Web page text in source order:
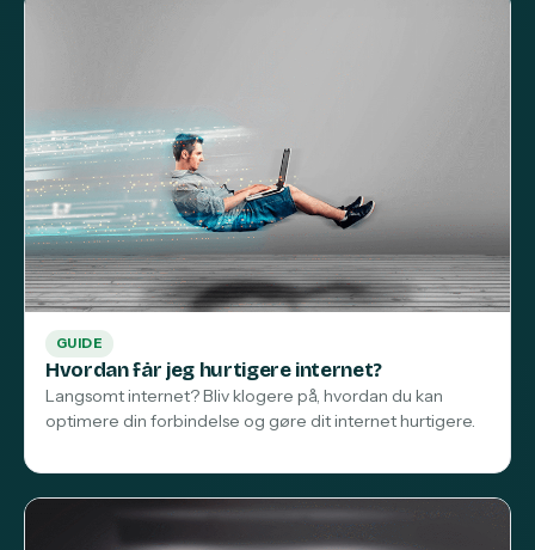
GUIDE
Hvordan får jeg hurtigere internet?
Langsomt internet? Bliv klogere på, hvordan du kan
optimere din forbindelse og gøre dit internet hurtigere.